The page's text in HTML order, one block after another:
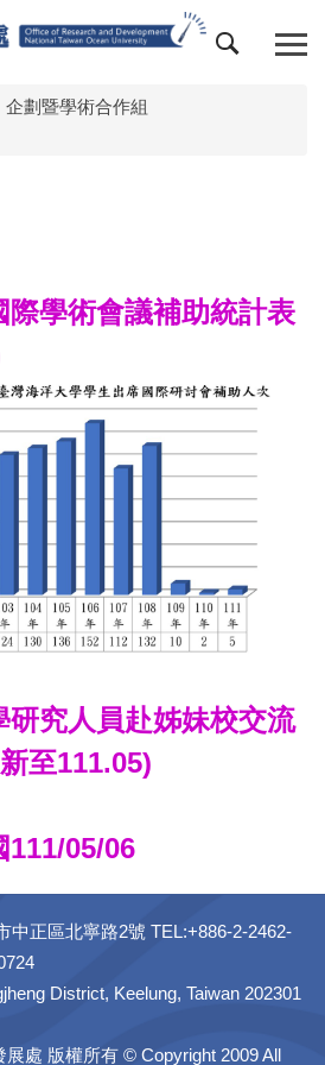
企劃暨學術合作組
際學術會議補助統計表
研究人員赴姊妹校交流
至111.05)
111/05/06
中正區北寧路2號 TEL:+886-2-2462-
District, Keelung, Taiwan 202301
處 版權所有 © Copyright 2009 All